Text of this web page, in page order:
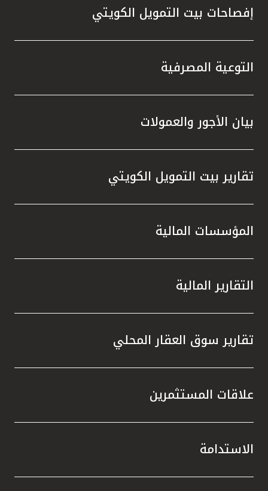
إفصاحات بيت التمويل الكويتي
التوعية المصرفية
بيان الأجور والعمولات
تقارير بيت التمويل الكويتي
المؤسسات المالية
التقارير المالية
تقارير سوق العقار المحلي
علاقات المستثمرين
الاستدامة